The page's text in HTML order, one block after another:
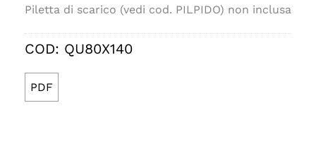
Piletta di scarico (vedi cod. PILPIDO) non inclusa
COD: QU80X140
PDF